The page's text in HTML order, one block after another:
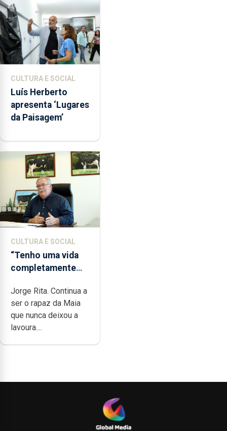
CULTURA E SOCIAL
Luís Herberto
apresenta ‘Lugares
da Paisagem’
CULTURA E SOCIAL
“Tenho uma vida
completamente
dedicação, gosto e
muita paixão”
Jorge Rita. Continua a
ser o rapaz da Maia
que nunca deixou a
lavoura....